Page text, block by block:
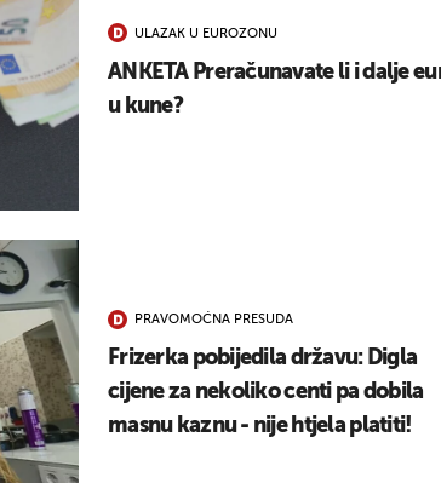
ULAZAK U EUROZONU
ANKETA Preračunavate li i dalje
u kune?
PRAVOMOĆNA PRESUDA
Frizerka pobijedila državu: Digla
cijene za nekoliko centi pa dobila
masnu kaznu - nije htjela platiti!